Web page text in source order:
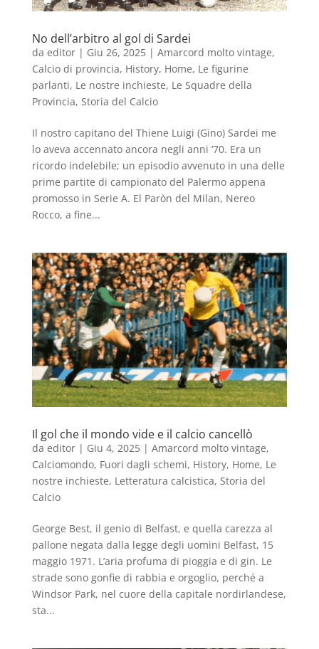
No dell’arbitro al gol di Sardei
da editor| Giu 26, 2025| Amarcord molto vintage,
Calcio di provincia, History, Home, Le figurine
parlanti, Le nostre inchieste, Le Squadre della
Provincia, Storia del Calcio
Il nostro capitano del Thiene Luigi (Gino) Sardei me
lo aveva accennato ancora negli anni ‘70. Era un
ricordo indelebile; un episodio avvenuto in una delle
prime partite di campionato del Palermo appena
promosso in Serie A. El Paròn del Milan, Nereo
Rocco, a fine...
Il gol che il mondo vide e il calcio cancellò
da editor| Giu 4, 2025| Amarcord molto vintage,
Calciomondo, Fuori dagli schemi, History, Home, Le
nostre inchieste, Letteratura calcistica, Storia del
Calcio
George Best, il genio di Belfast, e quella carezza al
pallone negata dalla legge degli uomini Belfast, 15
maggio 1971. L’aria profuma di pioggia e di gin. Le
strade sono gonfie di rabbia e orgoglio, perché a
Windsor Park, nel cuore della capitale nordirlandese,
sta...